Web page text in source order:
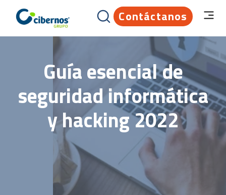
Contáctanos
Guía esencial de
seguridad informática
y hacking 2022